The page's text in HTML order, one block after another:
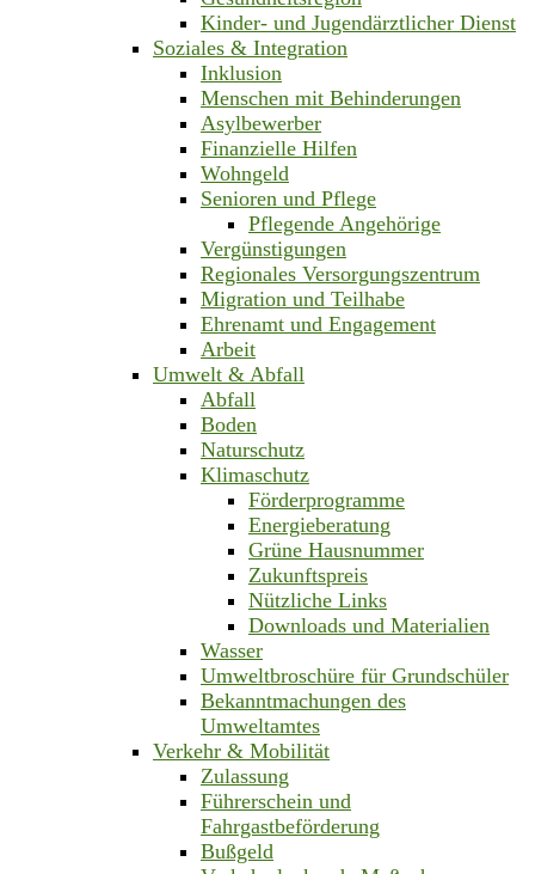
Kinder- und Jugendärztlicher Dienst
Soziales & Integration
Inklusion
Menschen mit Behinderungen
Asylbewerber
Finanzielle Hilfen
Wohngeld
Senioren und Pflege
Pflegende Angehörige
Vergünstigungen
Regionales Versorgungszentrum
Migration und Teilhabe
Ehrenamt und Engagement
Arbeit
Umwelt & Abfall
Abfall
Boden
Naturschutz
Klimaschutz
Förderprogramme
Energieberatung
Grüne Hausnummer
Zukunftspreis
Nützliche Links
Downloads und Materialien
Wasser
Umweltbroschüre für Grundschüler
Bekanntmachungen des
Umweltamtes
Verkehr & Mobilität
Zulassung
Führerschein und
Fahrgastbeförderung
Bußgeld